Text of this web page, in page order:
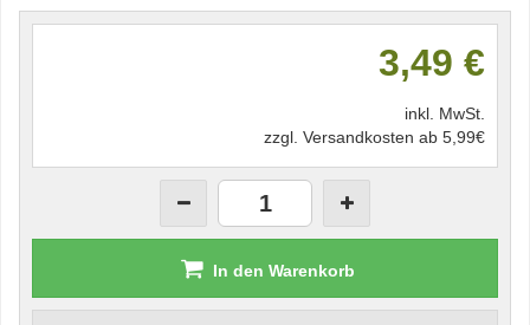
3,49 €
inkl. MwSt.
zzgl. Versandkosten ab 5,99€
In den Warenkorb